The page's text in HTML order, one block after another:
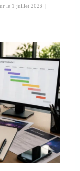
le 1 juillet 2026 |